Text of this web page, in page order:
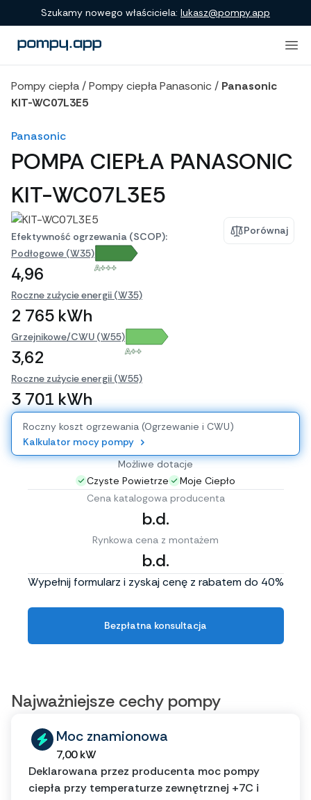
Porównanie produktów
Szukamy nowego właściciela: lukasz@pompy.app
Pompy ciepła /Pompy ciepła Panasonic / Panasonic
KIT-WC07L3E5
Panasonic
POMPA CIEPŁA PANASONIC
KIT-WC07L3E5
Porównaj
Efektywność ogrzewania (SCOP):
Podłogowe (W35)
4,96 A+++
Roczne zużycie energii (W35)
2 765 kWh
Grzejnikowe/CWU (W55)
3,62 A++
Roczne zużycie energii (W55)
3 701 kWh
Roczny koszt ogrzewania (Ogrzewanie i CWU)
Kalkulator mocy pompy
Możliwe dotacje
Czyste Powietrze
Moje Ciepło
Cena katalogowa producenta
b.d.
Rynkowa cena z montażem
b.d.
Wypełnij formularz i zyskaj cenę z rabatem do 40%
Bezpłatna konsultacja
Najważniejsze cechy pompy
Moc znamionowa
7,00 kW
Deklarowana przez producenta moc pompy
ciepła przy temperaturze zewnętrznej +7C i